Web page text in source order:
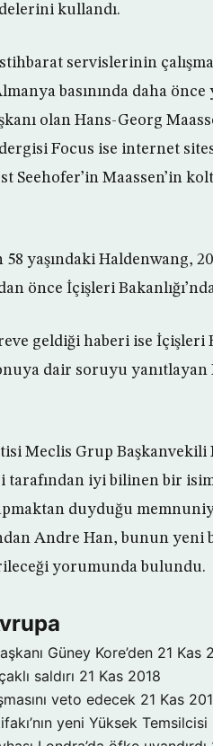
kullandı.
servislerinin
basınında daha
olan Hans-Georg
Focus ise internet
Seehofer’in Maassen’in
yaşındaki Haldenwang,
önce İçişleri
geldiği haberi ise
dair soruyu
Meclis Grup Başkanvekili
tarafından iyi bilinen bir
duyduğu
Andre Han, bunun yeni
yorumunda bulundu.
Güney Kore’den 21 Kas
saldırı 21 Kas 2018
veto edecek 21 Kas
yeni Yüksek